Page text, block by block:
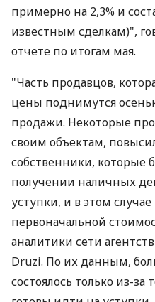
примерно на 2,3% и
известным сделкам)",
отчете по итогам мая.
"Часть продавцов,
цены поднимутся
продажи. Некоторые
своим объектам,
собственники, которые
получении наличных
уступки, и в этом
первоначальной
аналитики сети
Druzi. По их данным,
состоялось только из-